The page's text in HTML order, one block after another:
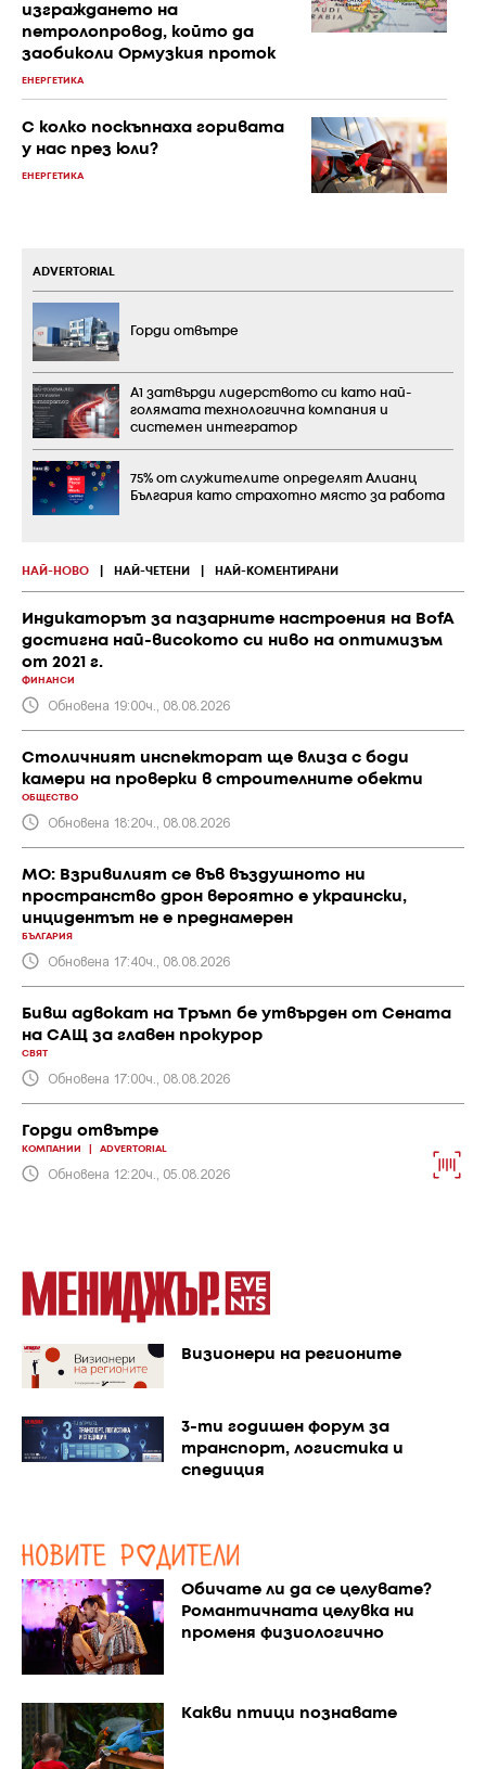
изграждането на
петролопровод, който да
заобиколи Ормузкия проток
ЕНЕРГЕТИКА
С колко поскъпнаха горивата
у нас през юли?
ЕНЕРГЕТИКА
НАЙ-НОВО НАЙ-ЧЕТЕНИ НАЙ-КОМЕНТИРАНИ
Индикаторът за пазарните настроения на BofA
достигна най-високото си ниво на оптимизъм
от 2021 г.
ФИНАНСИ
Обновена 19:00ч., 08.08.2026
Столичният инспекторат ще влиза с боди
камери на проверки в строителните обекти
ОБЩЕСТВО
Обновена 18:20ч., 08.08.2026
МО: Взривилият се във въздушното ни
пространство дрон вероятно е украински,
инцидентът не е преднамерен
БЪЛГАРИЯ
Обновена 17:40ч., 08.08.2026
Бивш адвокат на Тръмп бе утвърден от Сената
на САЩ за главен прокурор
СВЯТ
Обновена 17:00ч., 08.08.2026
Горди отвътре
КОМПАНИИ ADVERTORIAL
Обновена 12:20ч., 05.08.2026
ADVERTORIAL
Горди отвътре
А1 затвърди лидерството си като най-
голямата технологична компания и
системен интегратор
75% от служителите определят Алианц
България като страхотно място за работа
Визионери на регионите
3-ти годишен форум за
транспорт, логистика и
спедиция
Обичате ли да се целувате?
Романтичната целувка ни
променя физиологично
Какви птици познавате